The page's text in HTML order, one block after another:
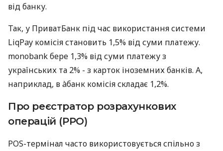
від банку.
Так, у ПриватБанк під час використання системи
LiqPay комісія становить 1,5% від суми платежу.
monobank бере 1,3% від суми платежу з
українських та 2% - з карток іноземних банків. А,
наприклад, в àбанк комісія складає 1,2%.
Про реєстратор розрахункових
операцій (РРО)
POS-термінал часто використовується спільно з